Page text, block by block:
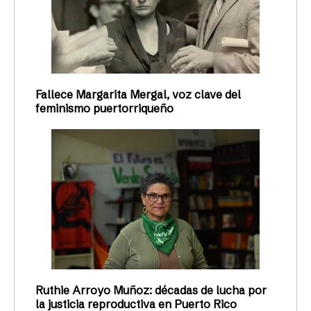
Fallece Margarita Mergal, voz clave del
feminismo puertorriqueño
Ruthie Arroyo Muñoz: décadas de lucha por
la justicia reproductiva en Puerto Rico